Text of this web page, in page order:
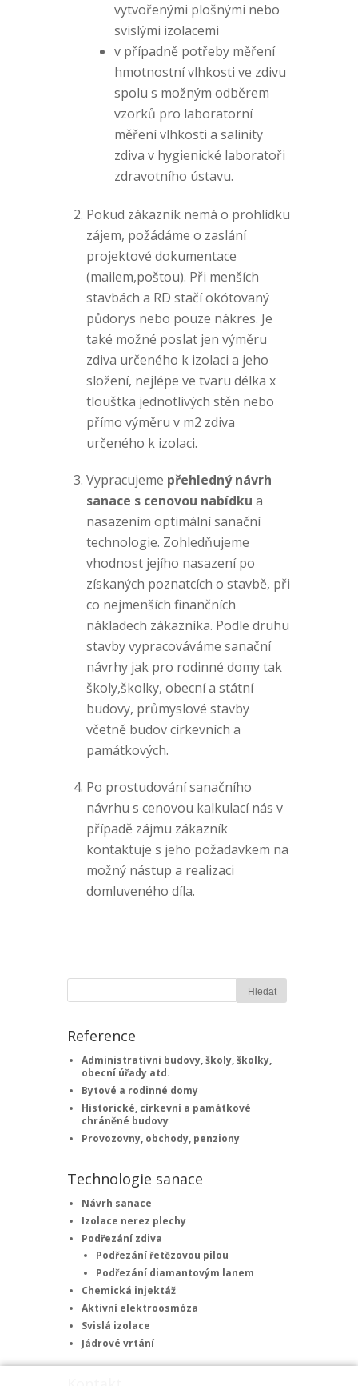
vytvořenými plošnými nebo
svislými izolacemi
v případně potřeby měření
hmotnostní vlhkosti ve zdivu
spolu s možným odběrem
vzorků pro laboratorní
měření vlhkosti a salinity
zdiva v hygienické laboratoři
zdravotního ústavu.
Pokud zákazník nemá o prohlídku
zájem, požádáme o zaslání
projektové dokumentace
(mailem,poštou). Při menších
stavbách a RD stačí okótovaný
půdorys nebo pouze nákres. Je
také možné poslat jen výměru
zdiva určeného k izolaci a jeho
složení, nejlépe ve tvaru délka x
tlouštka jednotlivých stěn nebo
přímo výměru v m2 zdiva
určeného k izolaci.
Vypracujeme přehledný návrh
sanace s cenovou nabídku a
nasazením optimální sanační
technologie. Zohledňujeme
vhodnost jejího nasazení po
získaných poznatcích o stavbě, při
co nejmenších finančních
nákladech zákazníka. Podle druhu
stavby vypracováváme sanační
návrhy jak pro rodinné domy tak
školy,školky, obecní a státní
budovy, průmyslové stavby
včetně budov církevních a
památkových.
Po prostudování sanačního
návrhu s cenovou kalkulací nás v
případě zájmu zákazník
kontaktuje s jeho požadavkem na
možný nástup a realizaci
domluveného díla.
Reference
Administrativni budovy, školy, školky,
obecní úřady atd.
Bytové a rodinné domy
Historické, církevní a památkové
chráněné budovy
Provozovny, obchody, penziony
Technologie sanace
Návrh sanace
Izolace nerez plechy
Podřezání zdiva
Podřezání řetězovou pilou
Podřezání diamantovým lanem
Chemická injektáž
Aktivní elektroosmóza
Svislá izolace
Jádrové vrtání